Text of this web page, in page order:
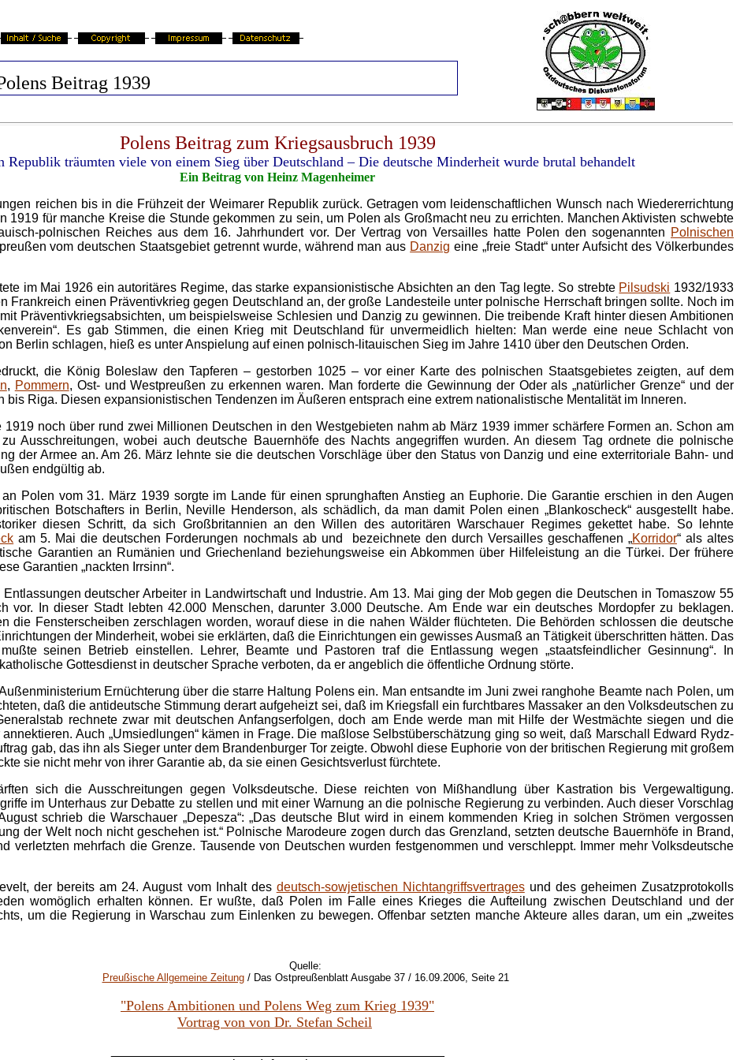
Beitrag 1939
Polens Beitrag zum Kriegsausbruch 1939
Republik träumten viele von einem Sieg über Deutschland – Die deutsche Minderheit wurde brutal behandelt
Ein Beitrag von Heinz Magenheimer
reichen bis in die Frühzeit der Weimarer Republik zurück. Getragen vom leidenschaftlichen Wunsch nach Wiedererrichtung
1919 für manche Kreise die Stunde gekommen zu sein, um Polen als Großmacht neu zu errichten. Manchen Aktivisten schwebte
polnischen Reiches aus dem 16. Jahrhundert vor. Der Vertrag von Versailles hatte Polen den sogenannten Polnischen
vom deutschen Staatsgebiet getrennt wurde, während man aus Danzig eine „freie Stadt“ unter Aufsicht des Völkerbundes
im Mai 1926 ein autoritäres Regime, das starke expansionistische Absichten an den Tag legte. So strebte Pilsudski 1932/1933
Frankreich einen Präventivkrieg gegen Deutschland an, der große Landesteile unter polnische Herrschaft bringen sollte. Noch im
Präventivkriegsabsichten, um beispielsweise Schlesien und Danzig zu gewinnen. Die treibende Kraft hinter diesen Ambitionen
Es gab Stimmen, die einen Krieg mit Deutschland für unvermeidlich hielten: Man werde eine neue Schlacht von
Berlin schlagen, hieß es unter Anspielung auf einen polnisch-litauischen Sieg im Jahre 1410 über den Deutschen Orden.
die König Boleslaw den Tapferen – gestorben 1025 – vor einer Karte des polnischen Staatsgebietes zeigten, auf dem
, Pommern, Ost- und Westpreußen zu erkennen waren. Man forderte die Gewinnung der Oder als „natürlicher Grenze“ und der
bis Riga. Diesen expansionistischen Tendenzen im Äußeren entsprach eine extrem nationalistische Mentalität im Inneren.
1919 noch über rund zwei Millionen Deutschen in den Westgebieten nahm ab März 1939 immer schärfere Formen an. Schon am
zu Ausschreitungen, wobei auch deutsche Bauernhöfe des Nachts angegriffen wurden. An diesem Tag ordnete die polnische
der Armee an. Am 26. März lehnte sie die deutschen Vorschläge über den Status von Danzig und eine exterritoriale Bahn- und
endgültig ab.
Polen vom 31. März 1939 sorgte im Lande für einen sprunghaften Anstieg an Euphorie. Die Garantie erschien in den Augen
Botschafters in Berlin, Neville Henderson, als schädlich, da man damit Polen einen „Blankoscheck“ ausgestellt habe.
diesen Schritt, da sich Großbritannien an den Willen des autoritären Warschauer Regimes gekettet habe. So lehnte
am 5. Mai die deutschen Forderungen nochmals ab und bezeichnete den durch Versailles geschaffenen „Korridor“ als altes
Garantien an Rumänien und Griechenland beziehungsweise ein Abkommen über Hilfeleistung an die Türkei. Der frühere
Garantien „nackten Irrsinn“.
deutscher Arbeiter in Landwirtschaft und Industrie. Am 13. Mai ging der Mob gegen die Deutschen in Tomaszow 55
vor. In dieser Stadt lebten 42.000 Menschen, darunter 3.000 Deutsche. Am Ende war ein deutsches Mordopfer zu beklagen.
die Fensterscheiben zerschlagen worden, worauf diese in die nahen Wälder flüchteten. Die Behörden schlossen die deutsche
der Minderheit, wobei sie erklärten, daß die Einrichtungen ein gewisses Ausmaß an Tätigkeit überschritten hätten. Das
seinen Betrieb einstellen. Lehrer, Beamte und Pastoren traf die Entlassung wegen „staatsfeindlicher Gesinnung“. In
Gottesdienst in deutscher Sprache verboten, da er angeblich die öffentliche Ordnung störte.
Ernüchterung über die starre Haltung Polens ein. Man entsandte im Juni zwei ranghohe Beamte nach Polen, um
daß die antideutsche Stimmung derart aufgeheizt sei, daß im Kriegsfall ein furchtbares Massaker an den Volksdeutschen zu
rechnete zwar mit deutschen Anfangserfolgen, doch am Ende werde man mit Hilfe der Westmächte siegen und die
Auch „Umsiedlungen“ kämen in Frage. Die maßlose Selbstüberschätzung ging so weit, daß Marschall Edward Rydz-
gab, das ihn als Sieger unter dem Brandenburger Tor zeigte. Obwohl diese Euphorie von der britischen Regierung mit großem
sie nicht mehr von ihrer Garantie ab, da sie einen Gesichtsverlust fürchtete.
sich die Ausschreitungen gegen Volksdeutsche. Diese reichten von Mißhandlung über Kastration bis Vergewaltigung.
im Unterhaus zur Debatte zu stellen und mit einer Warnung an die polnische Regierung zu verbinden. Auch dieser Vorschlag
schrieb die Warschauer „Depesza“: „Das deutsche Blut wird in einem kommenden Krieg in solchen Strömen vergossen
der Welt noch nicht geschehen ist.“ Polnische Marodeure zogen durch das Grenzland, setzten deutsche Bauernhöfe in Brand,
verletzten mehrfach die Grenze. Tausende von Deutschen wurden festgenommen und verschleppt. Immer mehr Volksdeutsche
der bereits am 24. August vom Inhalt des deutsch-sowjetischen Nichtangriffsvertragesund des geheimen Zusatzprotokolls
womöglich erhalten können. Er wußte, daß Polen im Falle eines Krieges die Aufteilung zwischen Deutschland und der
um die Regierung in Warschau zum Einlenken zu bewegen. Offenbar setzten manche Akteure alles daran, um ein „zweites
Quelle:
Preußische Allgemeine Zeitung/ Das Ostpreußenblatt Ausgabe 37 / 16.09.2006, Seite 21
"Polens Ambitionen und Polens Weg zum Krieg 1939"
Vortrag von von Dr. Stefan Scheil